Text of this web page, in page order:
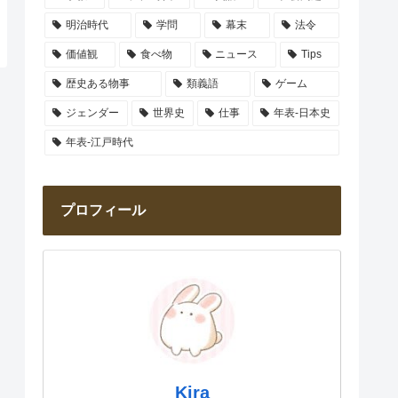
明治時代 学問 幕末 法令
価値観 食べ物 ニュース Tips
歴史ある物事 類義語 ゲーム
ジェンダー 世界史 仕事 年表-日本史
年表-江戸時代
プロフィール
Kira